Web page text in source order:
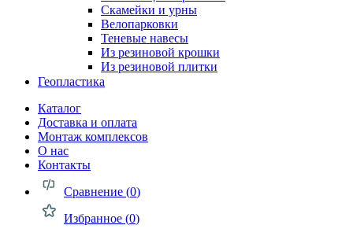
Скамейки и урны
Велопарковки
Теневые навесы
Из резиновой крошки
Из резиновой плитки
Геопластика
Каталог
Доставка и оплата
Монтаж комплексов
О нас
Контакты
Сравнение (0)
Избранное (0)